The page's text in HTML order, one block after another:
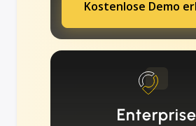
Kostenlose Demo
Enterprise